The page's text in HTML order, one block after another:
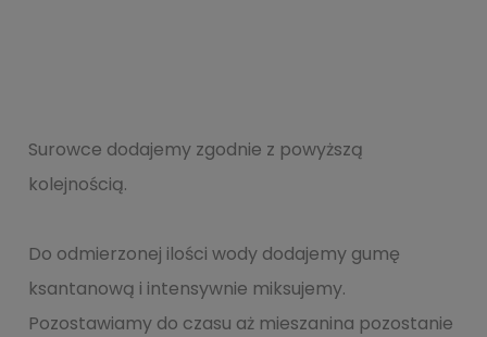
Surowce dodajemy zgodnie z powyższą
kolejnością.
Do odmierzonej ilości wody dodajemy gumę
ksantanową i intensywnie miksujemy.
Pozostawiamy do czasu aż mieszanina pozostanie